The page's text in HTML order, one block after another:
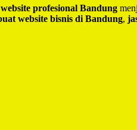
profesional Bandung
website bisnis di Bandung,